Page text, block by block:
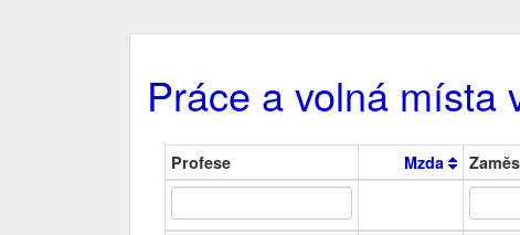
Práce a volná místa
Profese Mzda